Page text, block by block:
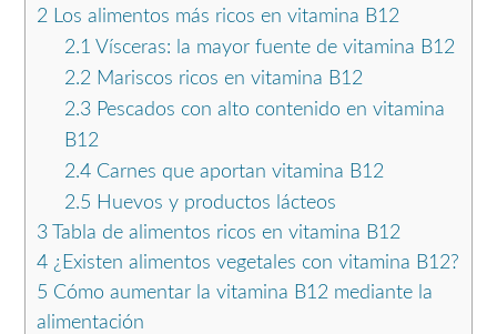
2 Los alimentos más ricos en vitamina B12
2.1 Vísceras: la mayor fuente de vitamina B12
2.2Mariscos ricos en vitamina B12
2.3Pescados con alto contenido en vitamina
B12
2.4Carnes que aportan vitamina B12
2.5 Huevos y productos lácteos
3 Tabla de alimentos ricos en vitamina B12
4 ¿Existen alimentos vegetales con vitamina B12?
5 Cómo aumentar la vitamina B12 mediante la
alimentación